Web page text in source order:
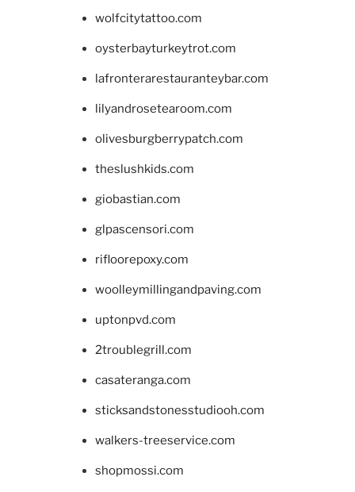
wolfcitytattoo.com
oysterbayturkeytrot.com
lafronterarestauranteybar.com
lilyandrosetearoom.com
olivesburgberrypatch.com
theslushkids.com
giobastian.com
glpascensori.com
rifloorepoxy.com
woolleymillingandpaving.com
uptonpvd.com
2troublegrill.com
casateranga.com
sticksandstonesstudiooh.com
walkers-treeservice.com
shopmossi.com